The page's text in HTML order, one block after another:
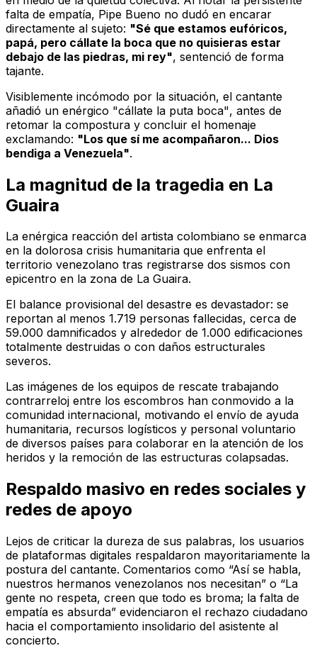
falta de empatía, Pipe Bueno no dudó en encarar
directamente al sujeto: "Sé que estamos eufóricos,
papá, pero cállate la boca que no quisieras estar
debajo de las piedras, mi rey", sentenció de forma
tajante.
Visiblemente incómodo por la situación, el cantante
añadió un enérgico "cállate la puta boca", antes de
retomar la compostura y concluir el homenaje
exclamando: "Los que sí me acompañaron... Dios
bendiga a Venezuela".
La magnitud de la tragedia en La
Guaira
La enérgica reacción del artista colombiano se enmarca
en la dolorosa crisis humanitaria que enfrenta el
territorio venezolano tras registrarse dos sismos con
epicentro en la zona de La Guaira.
El balance provisional del desastre es devastador: se
reportan al menos 1.719 personas fallecidas, cerca de
59.000 damnificados y alrededor de 1.000 edificaciones
totalmente destruidas o con daños estructurales
severos.
Las imágenes de los equipos de rescate trabajando
contrarreloj entre los escombros han conmovido a la
comunidad internacional, motivando el envío de ayuda
humanitaria, recursos logísticos y personal voluntario
de diversos países para colaborar en la atención de los
heridos y la remoción de las estructuras colapsadas.
Respaldo masivo en redes sociales y
redes de apoyo
Lejos de criticar la dureza de sus palabras, los usuarios
de plataformas digitales respaldaron mayoritariamente la
postura del cantante. Comentarios como “Así se habla,
nuestros hermanos venezolanos nos necesitan” o “La
gente no respeta, creen que todo es broma; la falta de
empatía es absurda” evidenciaron el rechazo ciudadano
hacia el comportamiento insolidario del asistente al
concierto.